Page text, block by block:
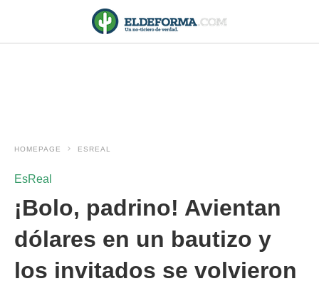
HOMEPAGE ESREAL
EsReal
¡Bolo, padrino! Avientan
dólares en un bautizo y
los invitados se volvieron